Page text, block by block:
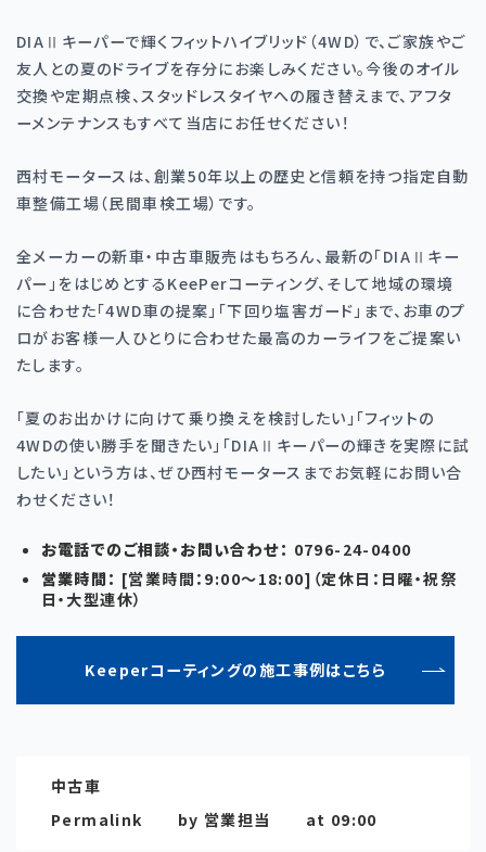
DIAⅡキーパーで輝くフィットハイブリッド（4WD）で、ご家族やご
友人との夏のドライブを存分にお楽しみください。今後のオイル
交換や定期点検、スタッドレスタイヤへの履き替えまで、アフタ
ーメンテナンスもすべて当店にお任せください！
西村モータースは、創業50年以上の歴史と信頼を持つ指定自動
車整備工場（民間車検工場）です。
全メーカーの新車・中古車販売はもちろん、最新の「DIAⅡキー
パー」をはじめとするKeePerコーティング、そして地域の環境
に合わせた「4WD車の提案」「下回り塩害ガード」まで、お車のプ
ロがお客様一人ひとりに合わせた最高のカーライフをご提案い
たします。
「夏のお出かけに向けて乗り換えを検討したい」「フィットの
4WDの使い勝手を聞きたい」「DIAⅡキーパーの輝きを実際に試
したい」という方は、ぜひ西村モータースまでお気軽にお問い合
わせください！
お電話でのご相談・お問い合わせ： 0796-24-0400
営業時間： [営業時間： 9:00〜18:00] （定休日：日曜・祝祭
日・大型連休）
Keeperコーティングの施工事例はこちら
中古車
Permalink
by 営業担当 at 09:00